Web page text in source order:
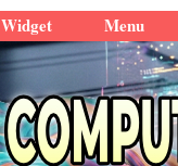
Widget Menu